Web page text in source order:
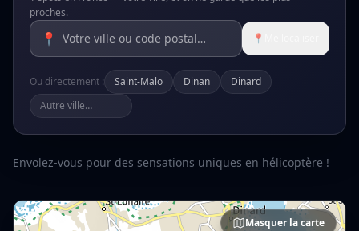
proches.
📍 📍
Ou directement : Saint-Malo Dinan Dinard
Envolez-vous pour des sensations uniques en hélicoptère !
Masquer la carte